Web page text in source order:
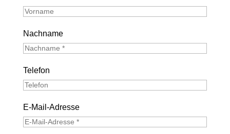
Nachname
Telefon
E-Mail-Adresse